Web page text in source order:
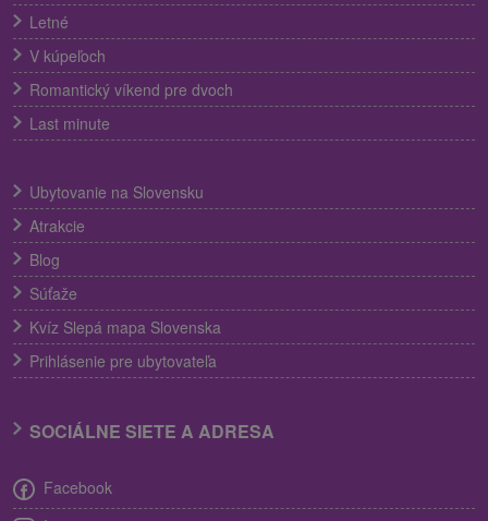
Letné
V kúpeľoch
Romantický víkend pre dvoch
Last minute
Ubytovanie na Slovensku
Atrakcie
Blog
Súťaže
Kvíz Slepá mapa Slovenska
Prihlásenie pre ubytovateľa
SOCIÁLNE SIETE A ADRESA
Facebook